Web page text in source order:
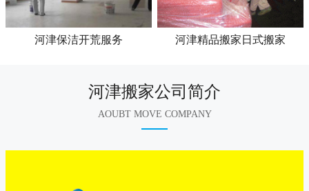
河津保洁开荒服务 河津精品搬家日式搬家
河津搬家公司简介
AOUBT MOVE COMPANY